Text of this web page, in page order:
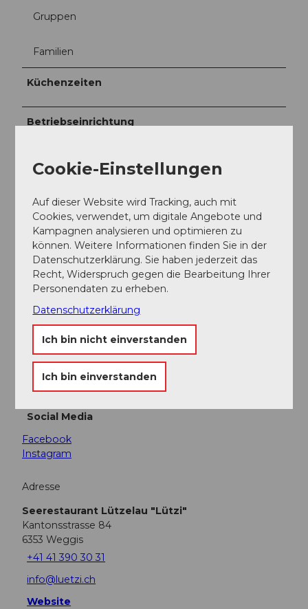
Gruppen
Familien
Küchenzeiten
Betriebseinrichtung
Abendessen
Mittagessen
Feste/Hochzeiten
Produkte
Fisch
Social Media
Facebook
Instagram
Adresse
Seerestaurant Lützelau "Lützi"
Kantonsstrasse 84
6353 Weggis
+41 41 390 30 31
info@luetzi.ch
Website
Cookie-Einstellungen
Auf dieser Website wird Tracking, auch mit
Cookies, verwendet, um digitale Angebote und
Kampagnen analysieren und optimieren zu
können. Weitere Informationen finden Sie in der
Datenschutzerklärung. Sie haben jederzeit das
Recht, Widerspruch gegen die Bearbeitung Ihrer
Personendaten zu erheben.
Datenschutzerklärung
Ich bin nicht einverstanden
Ich bin einverstanden